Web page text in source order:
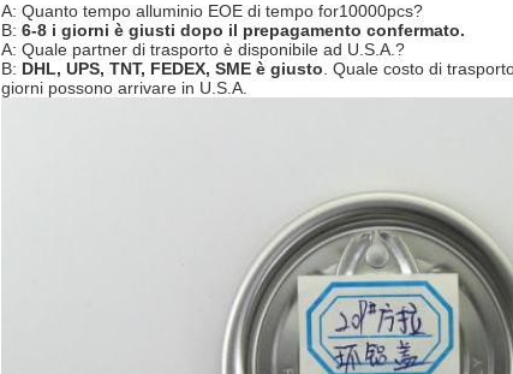
A: Quanto tempo alluminio EOE di tempo for10000pcs?
B: 6-8 i giorni è giusti dopo il prepagamento confermato.
A: Quale partner di trasporto è disponibile ad U.S.A.?
B: DHL, UPS, TNT, FEDEX, SME è giusto . Quale costo di
giorni possono arrivare in U.S.A.